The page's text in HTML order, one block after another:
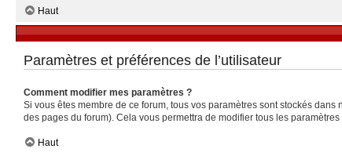
Haut
Paramètres et préférences de l’utilisateur
Comment modifier mes paramètres ?
Si vous êtes membre de ce forum, tous vos paramètres sont stockés
des pages du forum). Cela vous permettra de modifier tous les
Haut